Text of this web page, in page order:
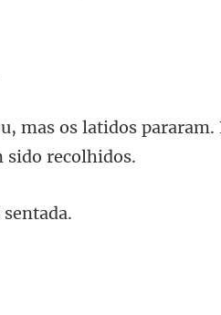
os latidos pararam.